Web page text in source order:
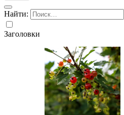
Найти:
Заголовки